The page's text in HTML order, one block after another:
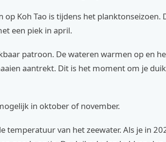
op Koh Tao is tijdens het planktonseizoen.
een piek in april.
patroon. De wateren warmen op en
aantrekt. Dit is het moment om je
in oktober of november.
temperatuur van het zeewater. Als je in